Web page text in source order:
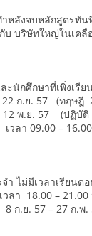
หลังจบหลักสูตรทั
บ บริษัทใหญ่ในเคลื
ะนักศึกษาที่เพิ่งเรี
ก.ย. 57 (ทฤษฎี
พ.ย. 57 (ปฏิบัติ
วลา 09.00 –
ำ ไม่มีเวลาเรียน
ลา 18.00 – 21.00
ก.ย. 57 – 27 ก.พ.